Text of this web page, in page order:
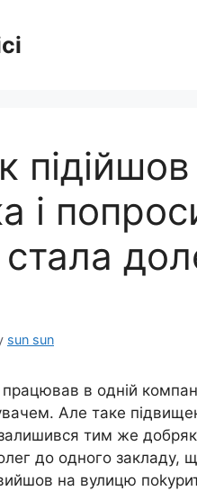
і
стала
sun sun
в одній
Але таке
тим же
до одного закладу,
на вулицю